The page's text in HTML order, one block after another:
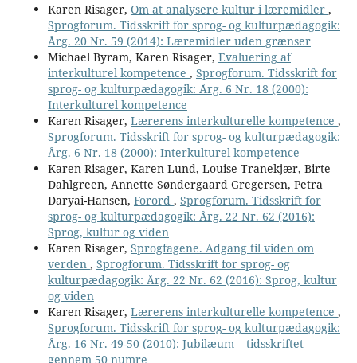
Karen Risager, Om at analysere kultur i læremidler ,
Sprogforum. Tidsskrift for sprog- og kulturpædagogik:
Årg. 20 Nr. 59 (2014): Læremidler uden grænser
Michael Byram, Karen Risager, Evaluering af
interkulturel kompetence , Sprogforum. Tidsskrift for
sprog- og kulturpædagogik: Årg. 6 Nr. 18 (2000):
Interkulturel kompetence
Karen Risager, Lærerens interkulturelle kompetence ,
Sprogforum. Tidsskrift for sprog- og kulturpædagogik:
Årg. 6 Nr. 18 (2000): Interkulturel kompetence
Karen Risager, Karen Lund, Louise Tranekjær, Birte
Dahlgreen, Annette Søndergaard Gregersen, Petra
Daryai-Hansen, Forord , Sprogforum. Tidsskrift for
sprog- og kulturpædagogik: Årg. 22 Nr. 62 (2016):
Sprog, kultur og viden
Karen Risager, Sprogfagene. Adgang til viden om
verden , Sprogforum. Tidsskrift for sprog- og
kulturpædagogik: Årg. 22 Nr. 62 (2016): Sprog, kultur
og viden
Karen Risager, Lærerens interkulturelle kompetence ,
Sprogforum. Tidsskrift for sprog- og kulturpædagogik:
Årg. 16 Nr. 49-50 (2010): Jubilæum – tidsskriftet
gennem 50 numre